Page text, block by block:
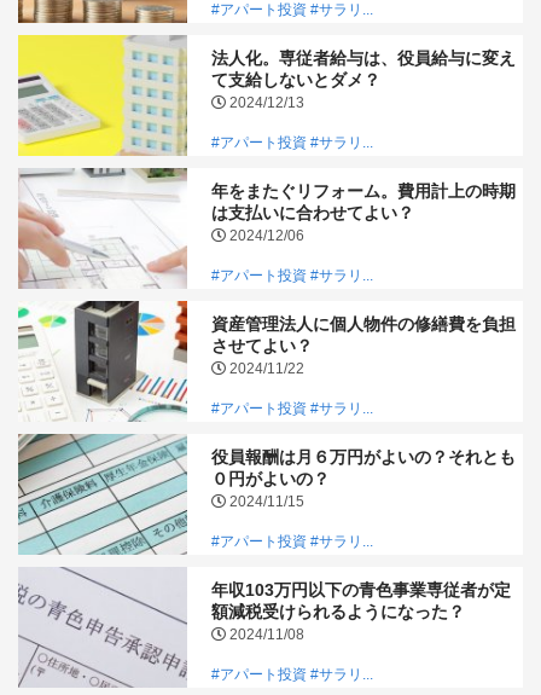
#アパート投資 #サラリ...
法人化。専従者給与は、役員給与に変え
て支給しないとダメ？
2024/12/13
#アパート投資 #サラリ...
年をまたぐリフォーム。費用計上の時期
は支払いに合わせてよい？
2024/12/06
#アパート投資 #サラリ...
資産管理法人に個人物件の修繕費を負担
させてよい？
2024/11/22
#アパート投資 #サラリ...
役員報酬は月６万円がよいの？それとも
０円がよいの？
2024/11/15
#アパート投資 #サラリ...
年収103万円以下の青色事業専従者が定
額減税受けられるようになった？
2024/11/08
#アパート投資 #サラリ...